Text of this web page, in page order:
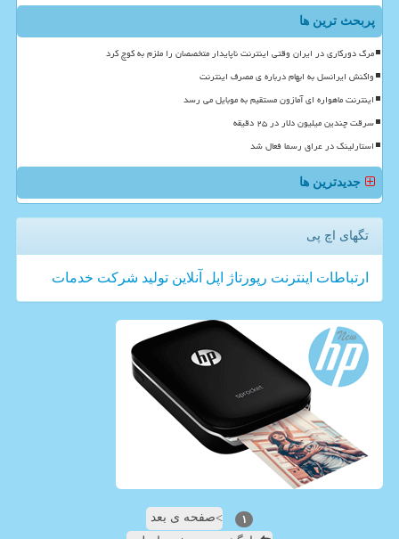
پربحث ترین ها
مرگ دورکاری در ایران وقتی اینترنت ناپایدار متخصصان را ملزم به کوچ کرد
واکنش ایرانسل به ابهام درباره ی مصرف اینترنت
اینترنت ماهواره ای آمازون مستقیم به موبایل می رسد
سرقت چندین میلیون دلار در ۲۵ دقیقه
استارلینک در عراق رسما فعال شد
جدیدترین ها
تگهای اچ پی
ارتباطات اینترنت رپورتاژ اپل آنلاین تولید شركت خدمات
۱ >صفحه ی بعد